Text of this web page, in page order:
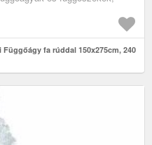
fa rúddal 150x275cm, 240